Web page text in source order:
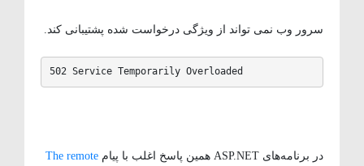
سرور وب نمی تواند از ویژگی درخواست شده پشتیبانی کند.
502 Service Temporarily Overloaded
در برنامه‌های ASP.NET همین پاسخ اغلب با پیام The remote